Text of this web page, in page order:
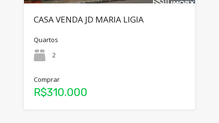
CASA VENDA JD MARIA LIGIA
Quartos
2
Comprar
R$310.000